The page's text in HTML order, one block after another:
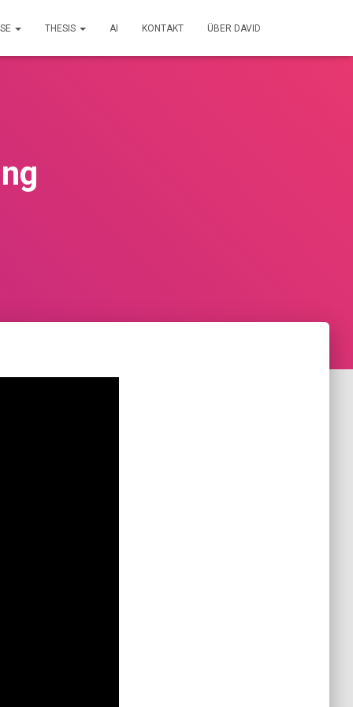
THESIS AI KONTAKT ÜBER DAVID